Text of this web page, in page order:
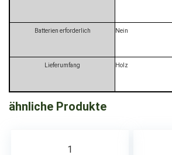
Batterien erforderlich ‎Nein
Lieferumfang ‎Holz
ähnliche Produkte
1